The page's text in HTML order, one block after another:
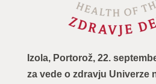
Izola, Portorož, 22.
za vede o zdravju Univerze